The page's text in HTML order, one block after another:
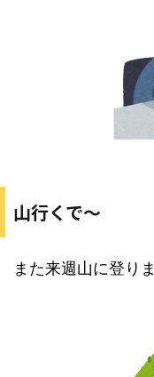
山行くで〜
また来週山に登りま